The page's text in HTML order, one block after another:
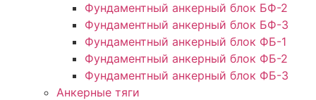
Фундаментный анкерный блок БФ-2
Фундаментный анкерный блок БФ-3
Фундаментный анкерный блок ФБ-1
Фундаментный анкерный блок ФБ-2
Фундаментный анкерный блок ФБ-3
Анкерные тяги